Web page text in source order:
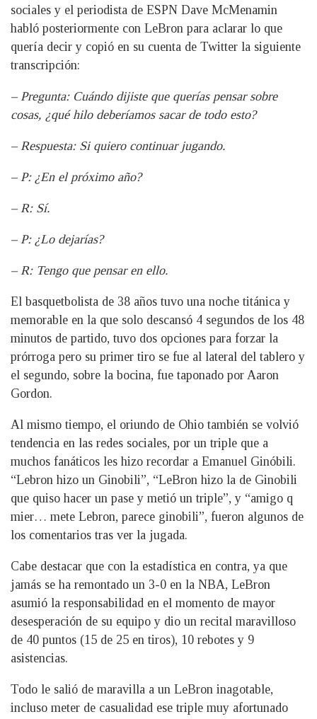
sociales y el periodista de ESPN Dave McMenamin
habló posteriormente con LeBron para aclarar lo que
quería decir y copió en su cuenta de Twitter la siguiente
transcripción:
– Pregunta: Cuándo dijiste que querías pensar sobre
cosas, ¿qué hilo deberíamos sacar de todo esto?
– Respuesta: Si quiero continuar jugando.
– P: ¿En el próximo año?
– R: Sí.
– P: ¿Lo dejarías?
– R: Tengo que pensar en ello.
El basquetbolista de 38 años tuvo una noche titánica y
memorable en la que solo descansó 4 segundos de los 48
minutos de partido, tuvo dos opciones para forzar la
prórroga pero su primer tiro se fue al lateral del tablero y
el segundo, sobre la bocina, fue taponado por Aaron
Gordon.
Al mismo tiempo, el oriundo de Ohio también se volvió
tendencia en las redes sociales, por un triple que a
muchos fanáticos les hizo recordar a Emanuel Ginóbili.
“Lebron hizo un Ginobili”, “LeBron hizo la de Ginobili
que quiso hacer un pase y metió un triple”, y “amigo q
mier… mete Lebron, parece ginobili”, fueron algunos de
los comentarios tras ver la jugada.
Cabe destacar que con la estadística en contra, ya que
jamás se ha remontado un 3-0 en la NBA, LeBron
asumió la responsabilidad en el momento de mayor
desesperación de su equipo y dio un recital maravilloso
de 40 puntos (15 de 25 en tiros), 10 rebotes y 9
asistencias.
Todo le salió de maravilla a un LeBron inagotable,
incluso meter de casualidad ese triple muy afortunado